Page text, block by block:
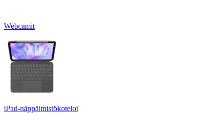
Webcamit
iPad-näppäimistökotelot